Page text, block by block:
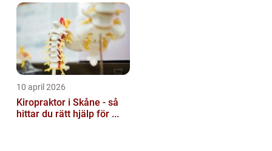
10 april 2026
Kiropraktor i Skåne - så
hittar du rätt hjälp för ...